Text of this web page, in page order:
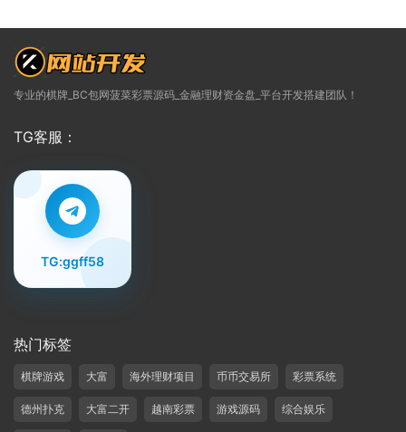
专业的棋牌_BC包网菠菜彩票源码_金融理财资金盘_平台开发搭建团队！
TG客服：
TG:ggff58
热门标签
棋牌游戏 大富 海外理财项目 币币交易所 彩票系统
德州扑克 大富二开 越南彩票 游戏源码 综合娱乐